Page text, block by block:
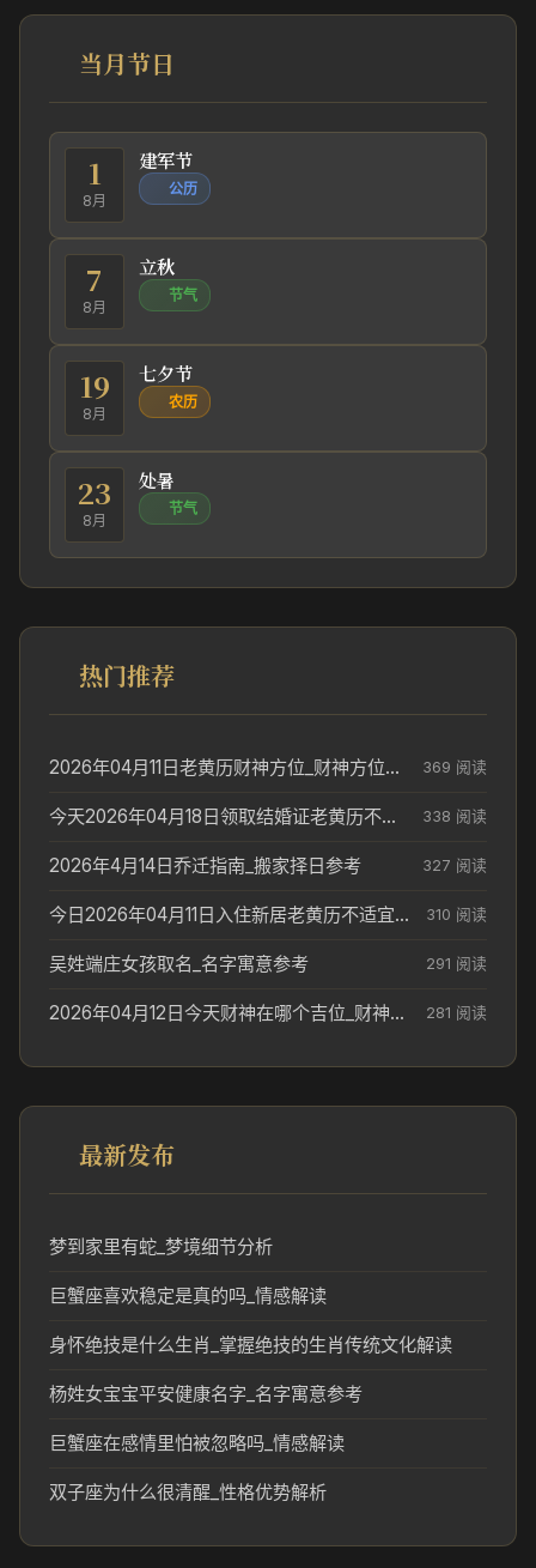
当月节日
1
8月
建军节
公历
7
8月
立秋
节气
19
8月
七夕节
农历
23
8月
处暑
节气
热门推荐
2026年04月11日老黄历财神方位_财神方位与供奉讲究 369 阅读
今天2026年04月18日领取结婚证老黄历不适合吗_领证日期参考 338 阅读
2026年4月14日乔迁指南_搬家择日参考 327 阅读
今日2026年04月11日入住新居老黄历不适宜吗_搬家择日参考 310 阅读
吴姓端庄女孩取名_名字寓意参考 291 阅读
2026年04月12日今天财神在哪个吉位_财神方位参考 281 阅读
最新发布
梦到家里有蛇_梦境细节分析
巨蟹座喜欢稳定是真的吗_情感解读
身怀绝技是什么生肖_掌握绝技的生肖传统文化解读
杨姓女宝宝平安健康名字_名字寓意参考
巨蟹座在感情里怕被忽略吗_情感解读
双子座为什么很清醒_性格优势解析